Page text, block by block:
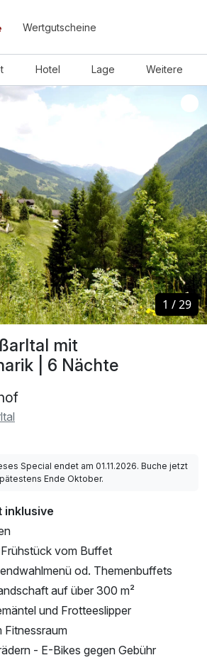
Wertgutscheine
Hotel Lage Weitere
mit
| 6 Nächte
1 /29
1 /29
Special endet am 01.11.2026. Buche jetzt
Ende Oktober.
inklusive
vom Buffet
od. Themenbuffets
auf über 300 m²
und Frotteeslipper
Fitnessraum
- E-Bikes gegen Gebühr